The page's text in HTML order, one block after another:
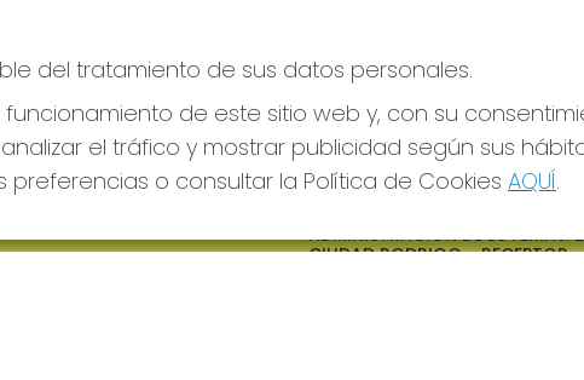
SOCIALES
ADMINISTRACION DE LOTERIAS:
CIUDAD RODRIGO - RECEPTOR
del tratamiento de sus datos personales.
de este sitio web y, con su
el tráfico y mostrar publicidad según sus
preferencias o consultar la Política de Cookies AQUÍ.